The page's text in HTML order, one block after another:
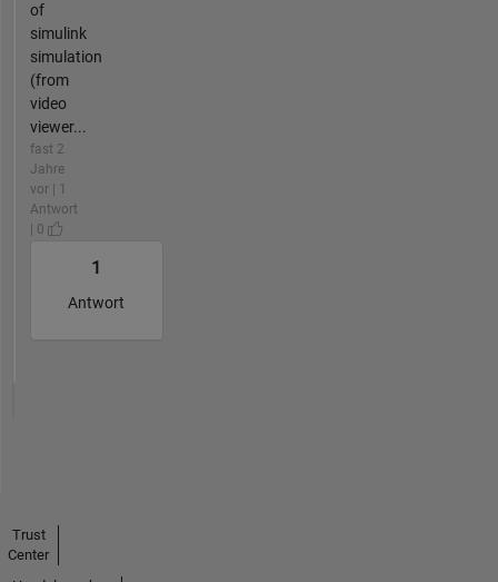
of
simulink
simulation
(from
video
viewer...
fast 2
Jahre
vor | 1
Antwort
| 0
1
Antwort
Trust
Center